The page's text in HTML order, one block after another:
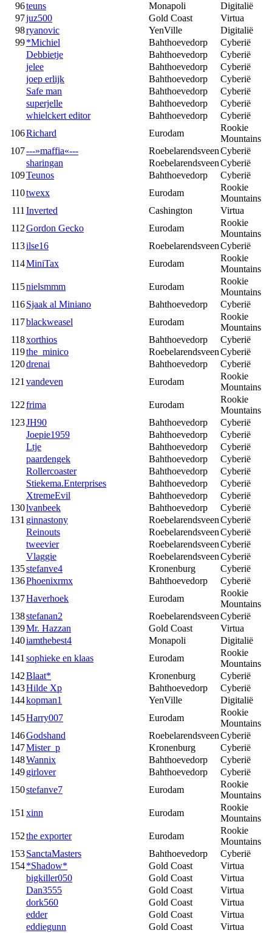
96teuns Monapoli
Digitalië
97juz500 Gold Coast
Virtua
98ryanovic YenVille
Digitalië
99*Michiel Bahthoevedorp
Cyberië
Debbietje
Bahthoevedorp
Cyberië
jelee
Bahthoevedorp
Cyberië
joep erlijk
Bahthoevedorp
Cyberië
Safe man
Bahthoevedorp
Cyberië
superjelle
Bahthoevedorp
Cyberië
whielckert editor
Bahthoevedorp
Cyberië
106Richard Eurodam
Rookie
Mountains
107---»maffia«--- RoebelarendsveenCyberië
sharingan
RoebelarendsveenCyberië
109Teunos Bahthoevedorp
Cyberië
110twexx Eurodam
Rookie
Mountains
111Inverted Cashington
Virtua
112Gordon Gecko Eurodam
Rookie
Mountains
113ilse16 RoebelarendsveenCyberië
114MiniTax Eurodam
Rookie
Mountains
115nielsmmm Eurodam
Rookie
Mountains
116Sjaak al Miniano Bahthoevedorp
Cyberië
117blackweasel Eurodam
Rookie
Mountains
118xorthios Bahthoevedorp
Cyberië
119the_minico RoebelarendsveenCyberië
120drenai Bahthoevedorp
Cyberië
121vandeven Eurodam
Rookie
Mountains
122frima Eurodam
Rookie
Mountains
123JH90 Bahthoevedorp
Cyberië
Joepie1959
Bahthoevedorp
Cyberië
Ltje
Bahthoevedorp
Cyberië
paardengek
Bahthoevedorp
Cyberië
Rollercoaster
Bahthoevedorp
Cyberië
Stiekema.Enterprises
Bahthoevedorp
Cyberië
XtremeEvil
Bahthoevedorp
Cyberië
130lvanbeek Bahthoevedorp
Cyberië
131 ginnastony RoebelarendsveenCyberië
Reinouts
RoebelarendsveenCyberië
tweevier
RoebelarendsveenCyberië
Vlaggie
RoebelarendsveenCyberië
135stefanve4 Kronenburg
Cyberië
136Phoenixrmx Bahthoevedorp
Cyberië
137Haverhoek Eurodam
Rookie
Mountains
138stefanan2 RoebelarendsveenCyberië
139Mr. Hazzan Gold Coast
Virtua
140iamthebest4 Monapoli
Digitalië
141sophieke en klaas Eurodam
Rookie
Mountains
142Blaat* Kronenburg
Cyberië
143Hilde Xp Bahthoevedorp
Cyberië
144kopman1 YenVille
Digitalië
145Harry007 Eurodam
Rookie
Mountains
146Godshand RoebelarendsveenCyberië
147Mister_p Kronenburg
Cyberië
148Wannix Bahthoevedorp
Cyberië
149girlover Bahthoevedorp
Cyberië
150stefanve7 Eurodam
Rookie
Mountains
151xinn Eurodam
Rookie
Mountains
152the exporter Eurodam
Rookie
Mountains
153SanctaMasters Bahthoevedorp
Cyberië
154*Shadow* Gold Coast
Virtua
bigkiller050
Gold Coast
Virtua
Dan3555
Gold Coast
Virtua
dork560
Gold Coast
Virtua
edder
Gold Coast
Virtua
eddiegunn
Gold Coast
Virtua